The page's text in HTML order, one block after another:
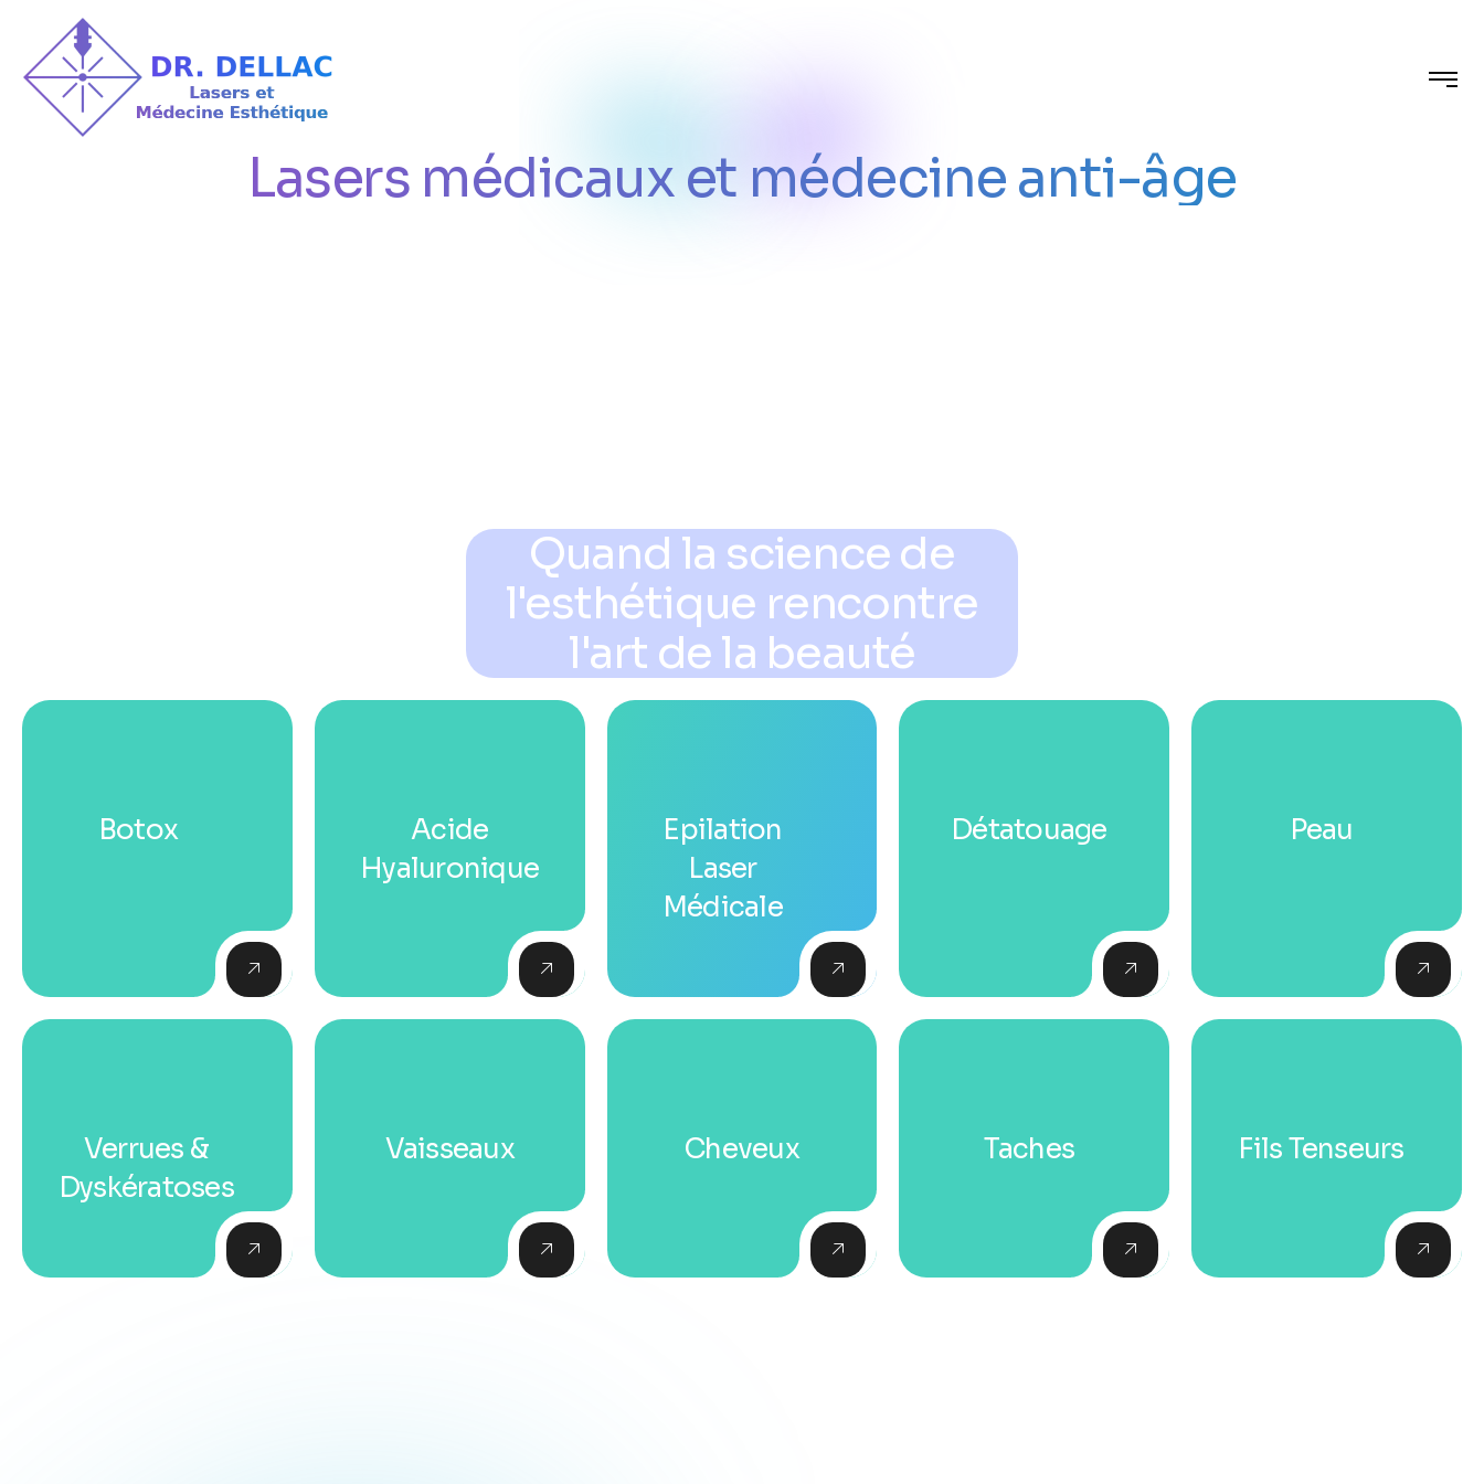
Lasers médicaux et médecine anti-âge
Quand la science de
l'esthétique rencontre
l'art de la beauté
Botox
Acide
Hyaluronique
Epilation
Laser
Médicale
Détatouage Peau
Verrues &
Dyskératoses
Vaisseaux Cheveux Taches Fils Tenseurs